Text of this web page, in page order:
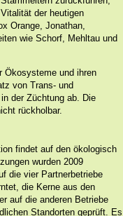
der heutigen
Orange, Jonathan,
wie Schorf, Mehltau und
Ökosysteme und ihren
von Trans- und
der Züchtung ab. Die
rückholbar.
findet auf den ökologisch
wurden 2009
die vier Partnerbetriebe
die Kerne aus den
auf die anderen Betriebe
Standorten geprüft. Es